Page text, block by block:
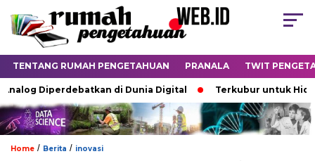
TENTANG RUMAH PENGETAHUAN PRANALA TWIT
Diperdebatkan di Dunia Digital Terkubur untuk Hidup
Home / Berita / inovasi